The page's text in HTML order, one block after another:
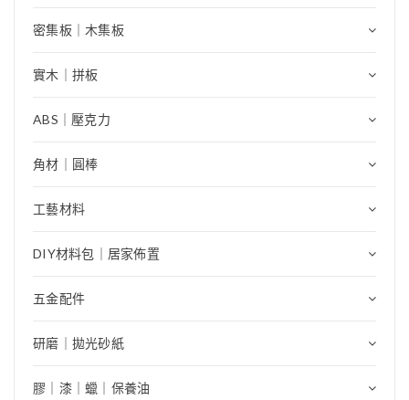
密集板｜木集板
實木｜拼板
ABS｜壓克力
角材｜圓棒
工藝材料
DIY材料包｜居家佈置
五金配件
研磨｜拋光砂紙
膠｜漆｜蠟｜保養油